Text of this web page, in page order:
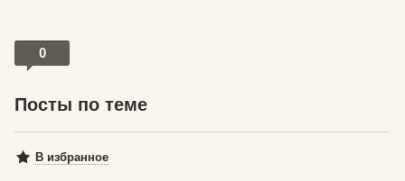
0
Посты по теме
В избранное